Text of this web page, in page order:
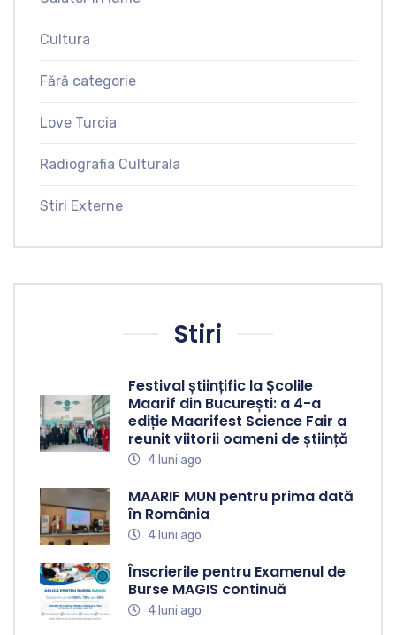
Cultura
Fără categorie
Love Turcia
Radiografia Culturala
Stiri Externe
Stiri
Festival științific la Școlile
Maarif din București: a 4-a
ediție Maarifest Science Fair a
reunit viitorii oameni de știință
4 luni ago
MAARIF MUN pentru prima dată
în România
4 luni ago
Înscrierile pentru Examenul de
Burse MAGIS continuă
4 luni ago